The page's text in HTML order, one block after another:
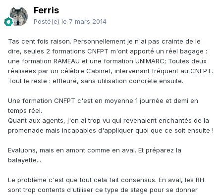
Ferris
Posté(e) le 7 mars 2014
Tas cent fois raison. Personnellement je n'ai pas crainte de le
dire, seules 2 formations CNFPT m'ont apporté un réel bagage :
une formation RAMEAU et une formation UNIMARC; Toutes deux
réalisées par un célèbre Cabinet, intervenant fréquent au CNFPT.
Tout le reste : effleuré, sans utilisation concrète ensuite.
Une formation CNFPT c'est en moyenne 1 journée et demi en
temps réel.
Quant aux agents, j'en ai trop vu qui revenaient enchantés de la
promenade mais incapables d'appliquer quoi que ce soit ensuite !
Evaluons, mais en amont comme en aval. Et préparez la
balayette...
Le problème c'est que tout cela fait consensus. En aval, les RH
sont trop contents d'utiliser ce type de stage pour se donner